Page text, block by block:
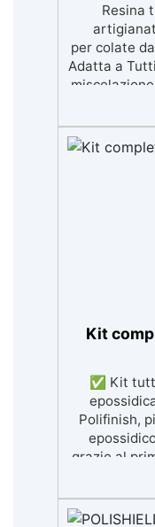
Resina
per colate
Adatta a
senza
legno,
Kit
✅ Kit
Polifinish,
grazie al
sia su
applicare: